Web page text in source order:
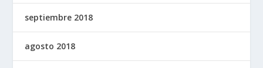
septiembre 2018
agosto 2018